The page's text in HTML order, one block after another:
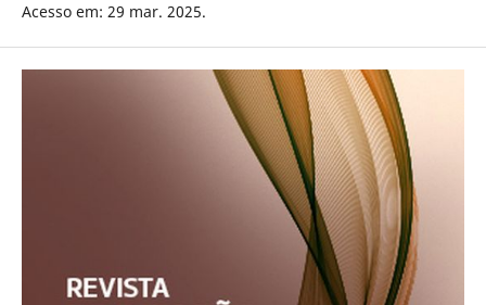
Acesso em: 29 mar. 2025.